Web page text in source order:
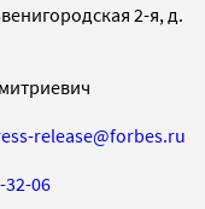
2-я, д.
release@forbes.ru
32-06